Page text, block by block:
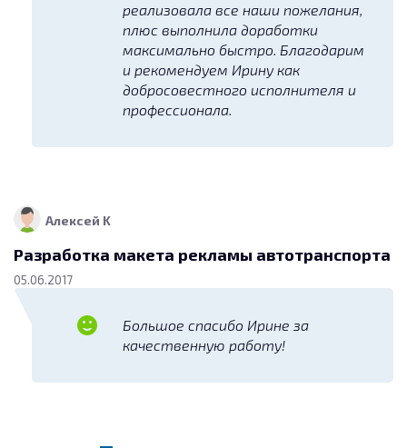
реализовала все наши пожелания,
плюс выполнила доработки
максимально быстро. Благодарим
и рекомендуем Ирину как
добросовестного исполнителя и
профессионала.
Алексей K
Разработка макета рекламы автотранспорта
05.06.2017
Большое спасибо Ирине за
качественную работу!